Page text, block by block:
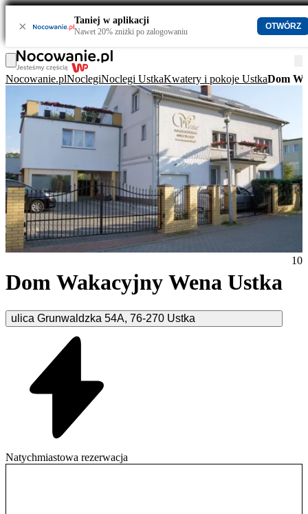
× Taniej w aplikacji
Nawet 20% zniżki po zalogowaniu
OTWÓRZ
Nocowanie.plNoclegiNoclegi UstkaKwatery i pokoje UstkaDom
Dom Wakacyjny Wena Ustka
ulica Grunwaldzka 54A, 76-270 Ustka
10
Natychmiastowa rezerwacja